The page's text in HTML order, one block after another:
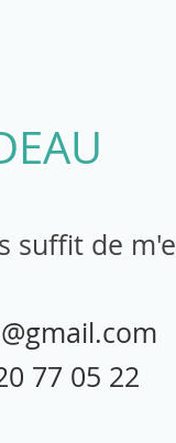
suffit de
77 05 22